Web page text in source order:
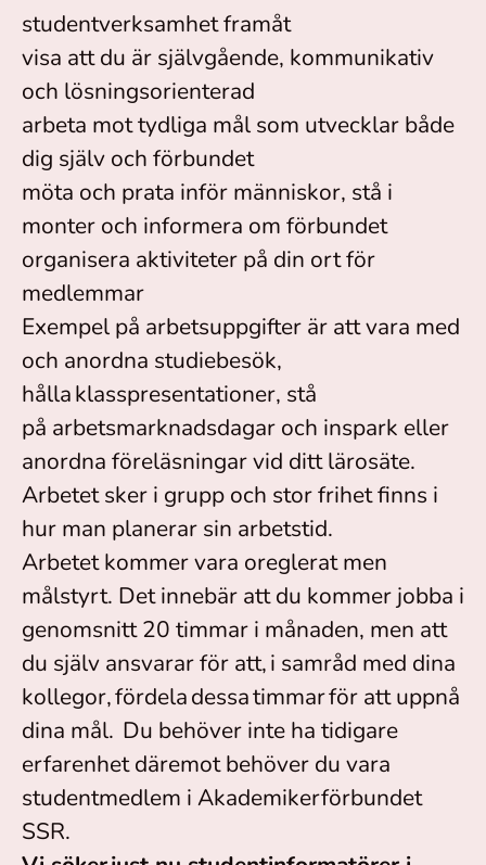
studentverksamhet framåt
visa att du är självgående, kommunikativ
och lösningsorienterad
arbeta mot tydliga mål som utvecklar både
dig själv och förbundet
möta och prata inför människor, stå i
monter och informera om förbundet
organisera aktiviteter på din ort för
medlemmar
Exempel på arbetsuppgifter är att vara med
och anordna studiebesök,
hålla klasspresentationer, stå
på arbetsmarknadsdagar och inspark eller
anordna föreläsningar vid ditt lärosäte.
Arbetet sker i grupp och stor frihet finns i
hur man planerar sin arbetstid.
Arbetet kommer vara oreglerat men
målstyrt. Det innebär att du kommer jobba i
genomsnitt 20 timmar i månaden, men att
du själv ansvarar för att, i samråd med dina
kollegor, fördela dessa timmar för att uppnå
dina mål. Du behöver inte ha tidigare
erfarenhet däremot behöver du vara
studentmedlem i Akademikerförbundet
SSR.